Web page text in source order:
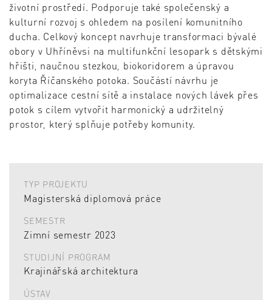
životní prostředí. Podporuje také společenský a
kulturní rozvoj s ohledem na posílení komunitního
ducha. Celkový koncept navrhuje transformaci bývalé
obory v Uhříněvsi na multifunkční lesopark s dětskými
hřišti, naučnou stezkou, biokoridorem a úpravou
koryta Říčanského potoka. Součástí návrhu je
optimalizace cestní sítě a instalace nových lávek přes
potok s cílem vytvořit harmonický a udržitelný
prostor, který splňuje potřeby komunity.
TYP PROJEKTU
Magisterská diplomová práce
SEMESTR
Zimní semestr 2023
STUDIJNÍ PROGRAM
Krajinářská architektura
ÚSTAV